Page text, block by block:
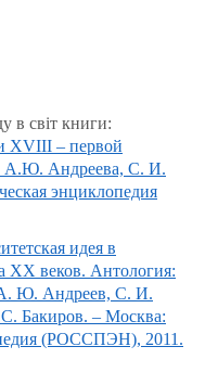
в світ книги:
XVIII – первой
А.Ю. Андреева, С. И.
энциклопедия
идея в
XX веков. Антология:
А. Ю. Андреев, С. И.
Бакиров. – Москва:
(РОССПЭН), 2011.